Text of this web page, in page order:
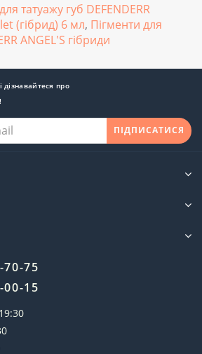
татуажу губ DEFENDERR
(гібрид) 6 мл, Пігменти для
ANGEL'S гібриди
дізнавайтеся про
ПІДПИСАТИСЯ
70-75
00-15